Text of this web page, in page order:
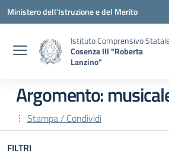
Vai ai contenuti
Vai al menu di navigazione
Vai al footer
Ministero dell'Istruzione e del Merito
Istituto Comprensivo
Cosenza III "Roberta
Lanzino"
Argomento:
Stampa / Condividi
FILTRI